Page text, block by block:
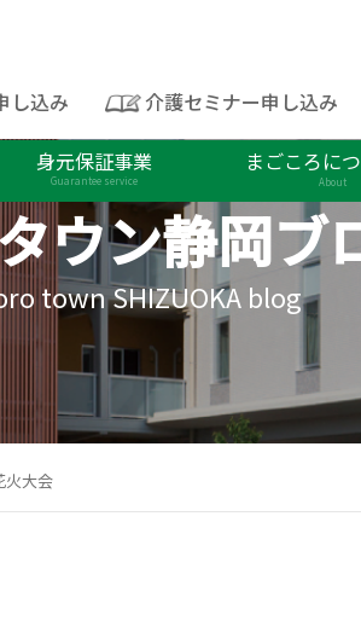
し込み 介護セミナー申し込み
身元保証事業
Guarantee service
まごころに
About
ウン静岡ブ
town SHIZUOKA blog
火大会